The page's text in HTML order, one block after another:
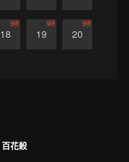
18
VIP
19
VIP
20
VIP
百花殺